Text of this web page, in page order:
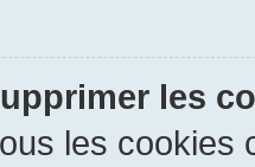
les
les cookies